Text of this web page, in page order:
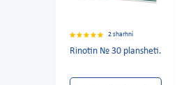
2 sharhni
Rinotin № 30 plansheti.